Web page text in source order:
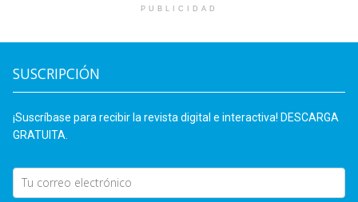
PUBLICIDAD
SUSCRIPCIÓN
¡Suscríbase para recibir la revista digital e interactiva! DESCARGA
GRATUITA.